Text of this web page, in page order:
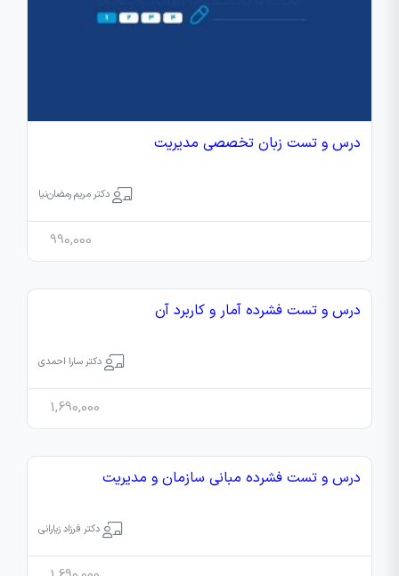
درس و تست زبان تخصصی مدیریت
دکتر مریم رمضان‌نیا
990,000
درس و تست فشرده آمار و کاربرد آن
دکتر سارا احمدی
1,690,000
درس و تست فشرده مبانی سازمان و مدیریت
دکتر فرزاد زیارانی